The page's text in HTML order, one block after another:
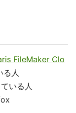
FileMaker Clo
る人
いる人